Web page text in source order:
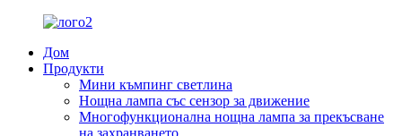
Дом
Продукти
Мини къмпинг светлина
Нощна лампа със сензор за движение
Многофункционална нощна лампа за прекъсване
на захранването